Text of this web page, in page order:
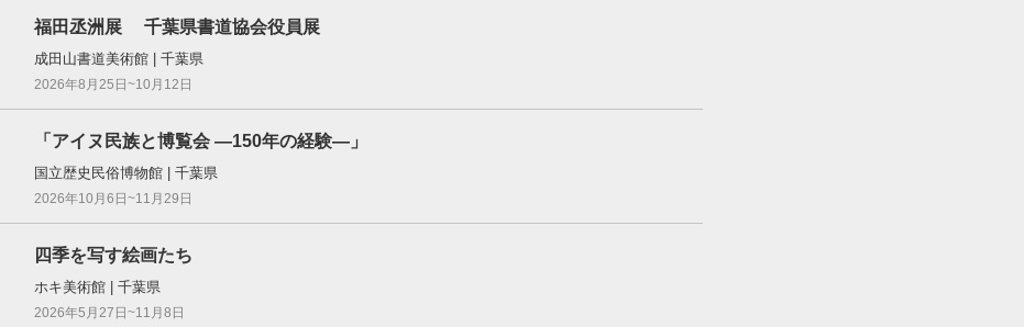
福田丞洲展 千葉県書道協会役員展
成田山書道美術館 | 千葉県
2026年8月25日~10月12日
「アイヌ民族と博覧会 ―150年の経験―」
国立歴史民俗博物館 | 千葉県
2026年10月6日~11月29日
四季を写す絵画たち
ホキ美術館 | 千葉県
2026年5月27日~11月8日